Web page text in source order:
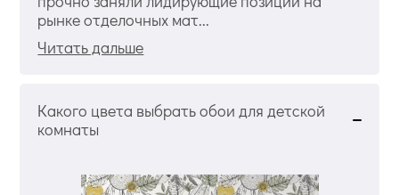
рынке отделочных мат...
Читать дальше
Какого цвета выбрать обои для детской
комнаты